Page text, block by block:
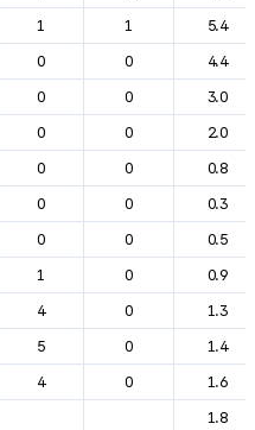
1 1
5.4
0 0
4.4
0 0
3.0
0 0
2.0
0 0
0.8
0 0
0.3
0 0
0.5
1 0
0.9
4 0
1.3
5 0
1.4
4 0
1.6
1.8